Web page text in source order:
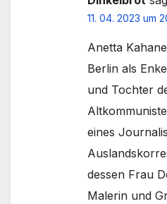
11. 04. 2023 um
Anetta
Berlin als
und Tochter
eines
dessen Frau
Malerin und